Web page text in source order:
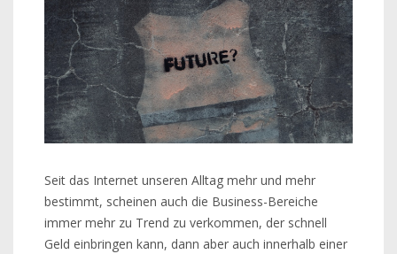
Seit das Internet unseren Alltag mehr und mehr
bestimmt, scheinen auch die Business-Bereiche
immer mehr zu Trend zu verkommen, der schnell
Geld einbringen kann, dann aber auch innerhalb einer